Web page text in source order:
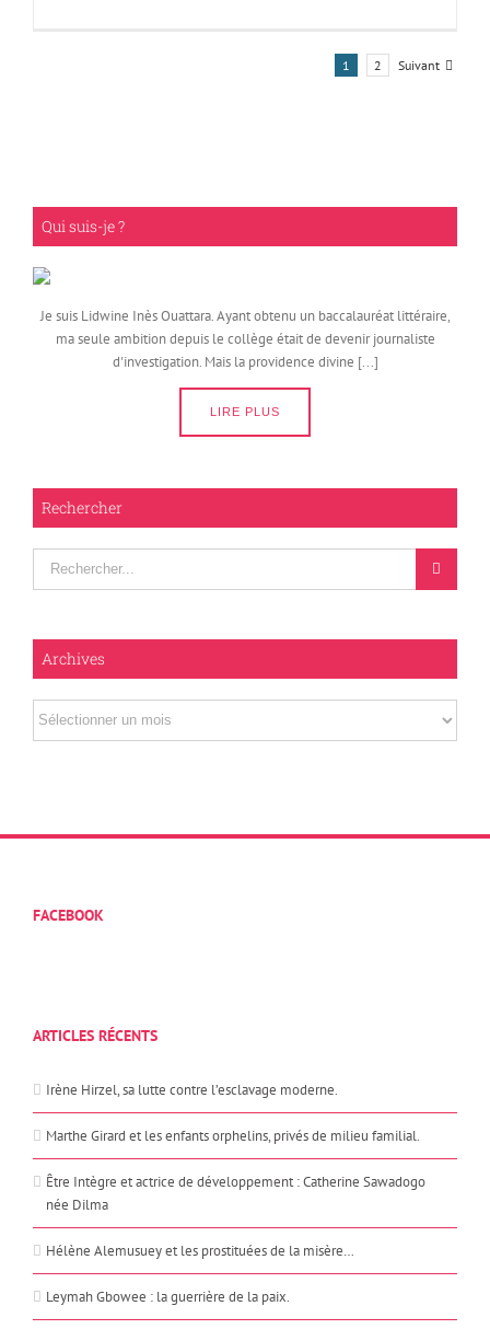
1 2 Suivant
Qui suis-je ?
Je suis Lidwine Inès Ouattara. Ayant obtenu un baccalauréat littéraire,
ma seule ambition depuis le collège était de devenir journaliste
d'investigation. Mais la providence divine [...]
LIRE PLUS
Rechercher
Rechercher
Archives
Archives
FACEBOOK
ARTICLES RÉCENTS
Irène Hirzel, sa lutte contre l’esclavage moderne.
Marthe Girard et les enfants orphelins, privés de milieu familial.
Être Intègre et actrice de développement : Catherine Sawadogo
née Dilma
Hélène Alemusuey et les prostituées de la misère…
Leymah Gbowee : la guerrière de la paix.